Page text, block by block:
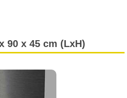
90 x 45 cm (LxH)